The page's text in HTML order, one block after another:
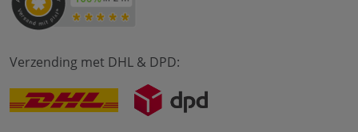
Verzending met DHL & DPD: